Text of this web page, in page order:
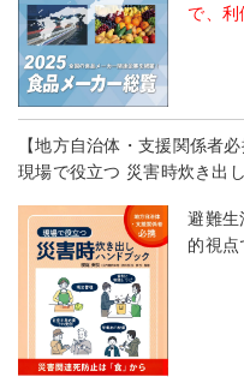
で、利
【地方自治体・支援関係者必
現場で役立つ 災害時炊き出
避難生
的視点